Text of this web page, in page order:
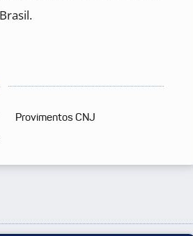
Provimentos CNJ